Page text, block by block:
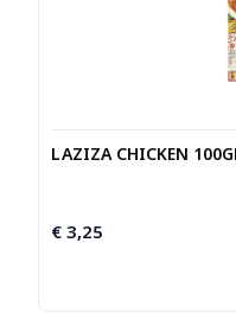
LAZIZA CHICKEN
€ 3,25